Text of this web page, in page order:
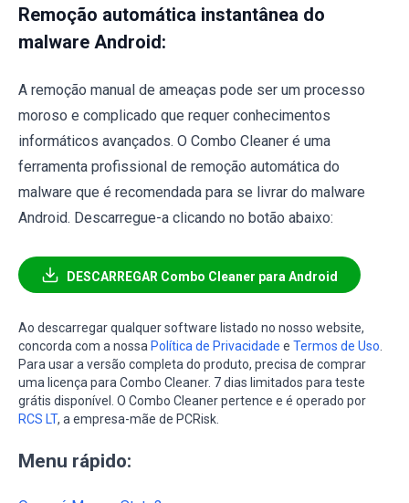
Remoção automática instantânea do
malware Android:
A remoção manual de ameaças pode ser um processo
moroso e complicado que requer conhecimentos
informáticos avançados. O Combo Cleaner é uma
ferramenta profissional de remoção automática do
malware que é recomendada para se livrar do malware
Android. Descarregue-a clicando no botão abaixo:
DESCARREGAR Combo Cleaner para Android
Ao descarregar qualquer software listado no nosso website,
concorda com a nossa Política de Privacidade e Termos de Uso
Para usar a versão completa do produto, precisa de comprar
uma licença para Combo Cleaner. 7 dias limitados para teste
grátis disponível. O Combo Cleaner pertence e é operado por
RCS LT, a empresa-mãe de PCRisk.
Menu rápido: